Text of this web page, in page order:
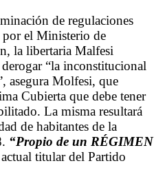
de regulaciones
por el Ministerio de
la libertaria Malfesi
“la inconstitucional
asegura Molfesi, que
Cubierta que debe tener
La misma resultará
de habitantes de la
“Propio de un RÉGIMEN
titular del Partido